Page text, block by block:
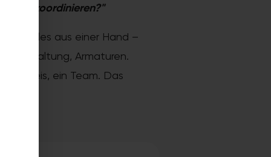
koordinieren?"
Sie alles aus einer Hand –
Armaturen.
Festpreis, ein Team. Das